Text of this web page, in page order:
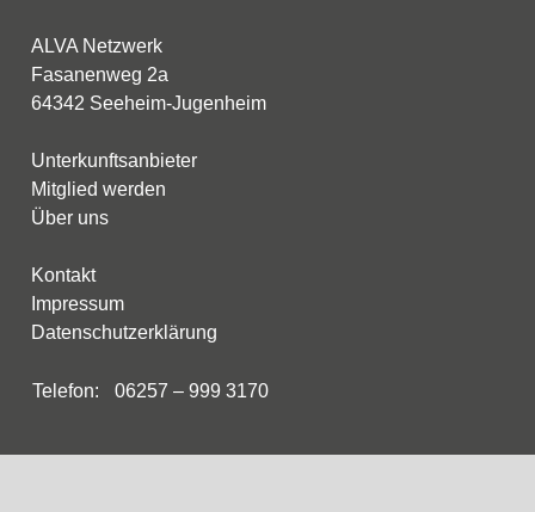
ALVA Campus
Jetzt Netzwerk beitreten
ALVA Netzwerk
Fasanenweg 2a
64342 Seeheim-Jugenheim
Unterkunftsanbieter
Mitglied werden
Über uns
Kontakt
Impressum
Datenschutzerklärung
Telefon: 06257 – 999 3170